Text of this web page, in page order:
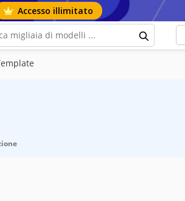
Accesso illimitato